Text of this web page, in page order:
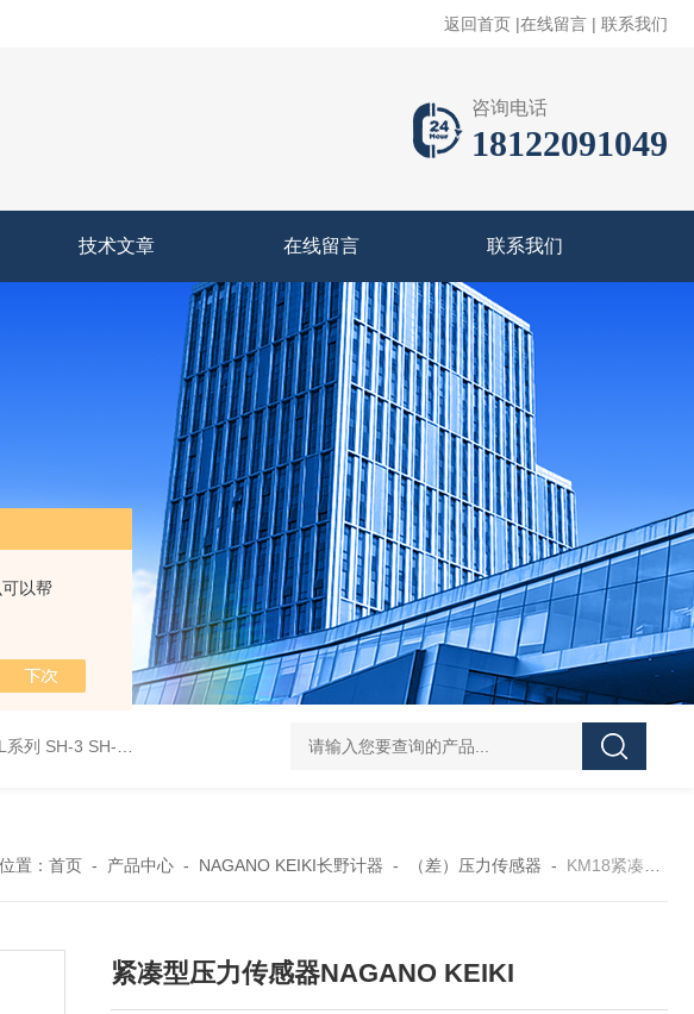
以帮
返回首页 |在线留言 | 联系我们
咨询电话
18122091049
技术文章 在线留言 联系我们
系列 SH-3 SH-4DAICO大浩研热水平热空气产生加热器SH系列 L-00/01/02/03DAICO大浩研
置： 首页- 产品中心- NAGANO KEIKI长野计器 - （差）压力传感器 - KM18紧凑型压力传感器NAGANO KEIKI
紧凑型压力传感器NAGANO KEIKI